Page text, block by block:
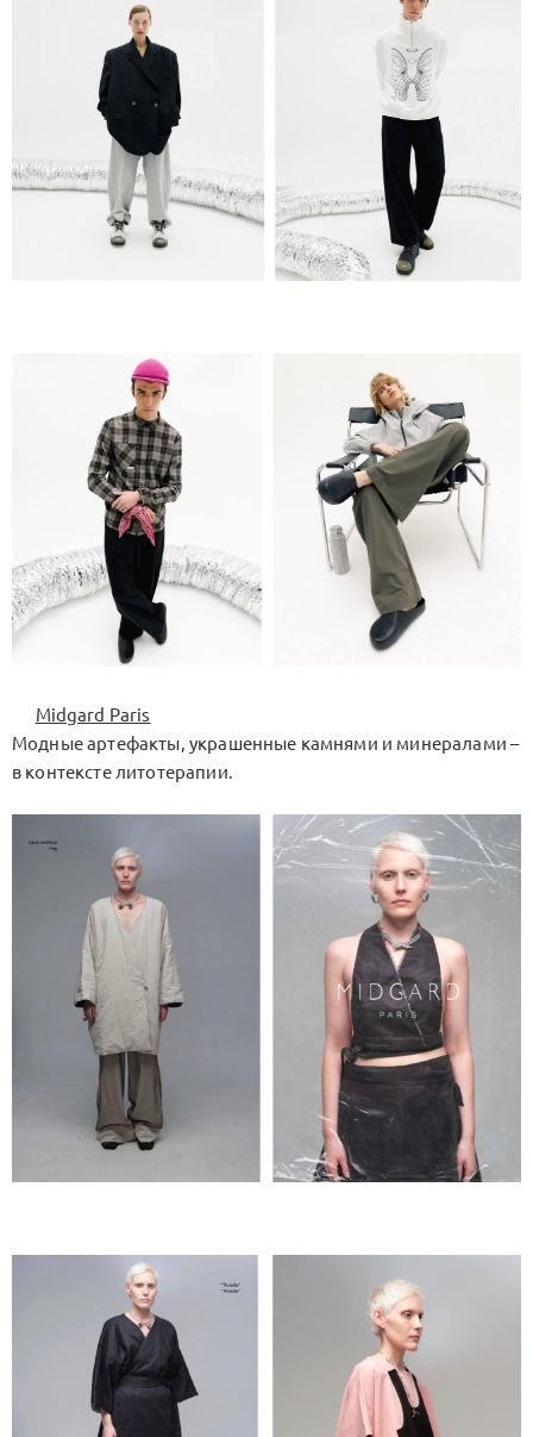
Midgard Paris
Модные артефакты, украшенные камнями и минералами –
в контексте литотерапии.